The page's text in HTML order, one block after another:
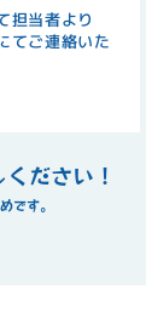
担当者より
てご連絡いた
ださい！
です。